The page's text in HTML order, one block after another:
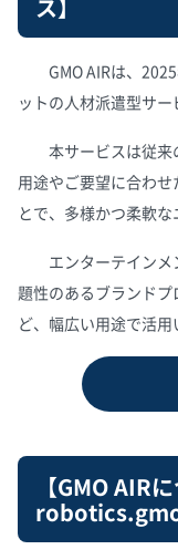
ス】
GMO AIRは、
ットの人材派遣型サー
本サービスは従来
用途やご要望に合わ
とで、多様かつ柔軟な
エンターテインメ
題性のあるブランド
ど、幅広い用途で活用
【GMO AIR